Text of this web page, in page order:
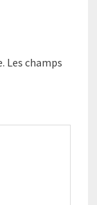
Les champs